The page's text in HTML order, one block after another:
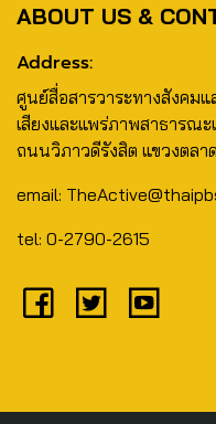
ABOUT US &
Address:
ศูนย์สื่อสารวาระทางสังคม
เสียงและแพร่ภาพสาธารณ
ถนนวิภาวดีรังสิต แขวงตลา
email:
tel: 0-2790-2615